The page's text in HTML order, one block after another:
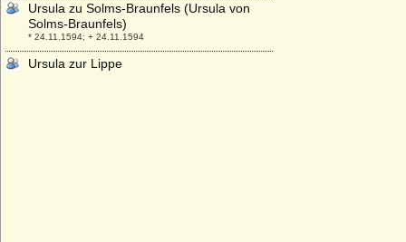
Ursula zu Solms-Braunfels (Ursula von
Solms-Braunfels)
* 24.11.1594; + 24.11.1594
Ursula zur Lippe